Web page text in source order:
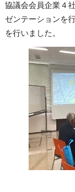
協議会会員企業４
ゼンテーションを
を行いました。